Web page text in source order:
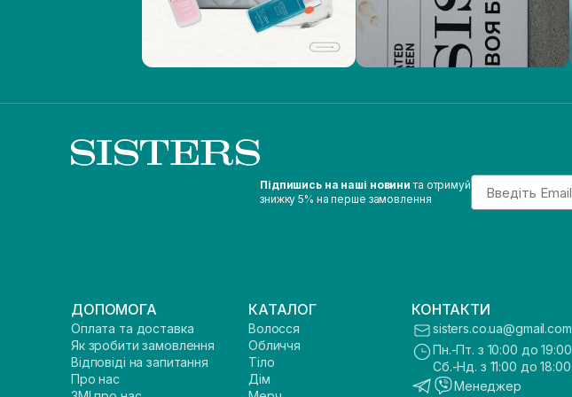
Підпишись на наші новини та отримуй
знижку 5% на перше замовлення
Email
ДОПОМОГА
Оплата та доставка
Як зробити замовлення
Відповіді на запитання
Про нас
КАТАЛОГ
Волосся
Обличчя
Тіло
Дім
КОНТАКТИ
sisters.co.ua@gmail.com
Пн.-Пт. з 10:00 до 19:00
Сб.-Нд. з 11:00 до 18:00
Менеджер